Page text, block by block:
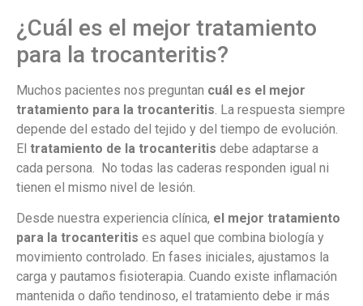
¿Cuál es el mejor tratamiento
para la trocanteritis?
Muchos pacientes nos preguntan cuál es el mejor
tratamiento para la trocanteritis . La respuesta siempre
depende del estado del tejido y del tiempo de evolución.
El tratamiento de la trocanteritis debe adaptarse a
cada persona. No todas las caderas responden igual ni
tienen el mismo nivel de lesión.
Desde nuestra experiencia clínica, el mejor tratamiento
para la trocanteritis es aquel que combina biología y
movimiento controlado. En fases iniciales, ajustamos la
carga y pautamos fisioterapia. Cuando existe inflamación
mantenida o daño tendinoso, el tratamiento debe ir más